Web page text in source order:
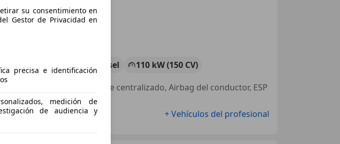
2019 92.842 km Diésel
110 kW (150 CV)
trasero partido, Cierre centralizado, Airbag del conductor, ESP
+ Vehículos del profesional
su consentimiento en
Gestor de Privacidad en
precisa e identificación
medición de
de audiencia y